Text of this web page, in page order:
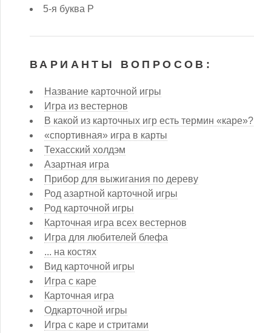
5-я буква Р
ВАРИАНТЫ ВОПРОСОВ:
Название карточной игры
Игра из вестернов
В какой из карточных игр есть термин «каре»?
«спортивная» игра в карты
Техасский холдэм
Азартная игра
Прибор для выжигания по дереву
Род азартной карточной игры
Род карточной игры
Карточная игра всех вестернов
Игра для любителей блефа
... на костях
Вид карточной игры
Игра с каре
Карточная игра
Одкарточной игры
Игра с каре и стритами